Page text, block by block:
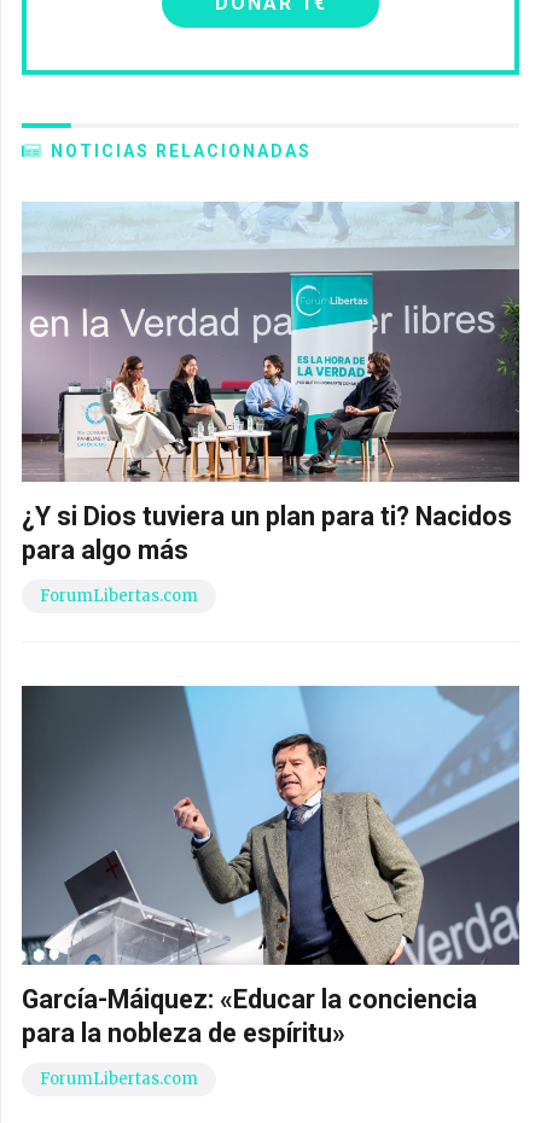
NOTICIAS RELACIONADAS
¿Y si Dios tuviera un plan para ti? Nacidos
para algo más
ForumLibertas.com
García-Máiquez: «Educar la conciencia
para la nobleza de espíritu»
ForumLibertas.com